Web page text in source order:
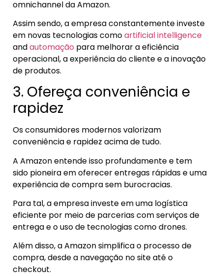
omnichannel da Amazon.
Assim sendo, a empresa constantemente investe
em novas tecnologias comoartificial intelligence
andautomação para melhorar a eficiência
operacional, a experiência do cliente e a inovação
de produtos.
3. Ofereça conveniência e
rapidez
Os consumidores modernos valorizam
conveniência e rapidez acima de tudo.
A Amazon entende isso profundamente e tem
sido pioneira em oferecer entregas rápidas e uma
experiência de compra sem burocracias.
Para tal, a empresa investe em uma logística
eficiente por meio de parcerias com serviços de
entrega e o uso de tecnologias como drones.
Além disso, a Amazon simplifica o processo de
compra, desde a navegação no site até o
checkout.